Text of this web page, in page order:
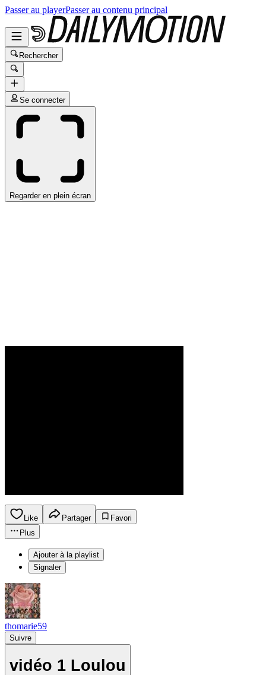
Passer au playerPasser au contenu principal
Rechercher
Se connecter
Regarder en plein écran
Like Partager
Favori
Plus
Ajouter à la playlist
Signaler
thomarie59
Suivre
vidéo 1 Loulou